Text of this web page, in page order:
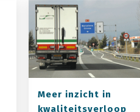
Meer inzicht in
kwaliteitsverloop